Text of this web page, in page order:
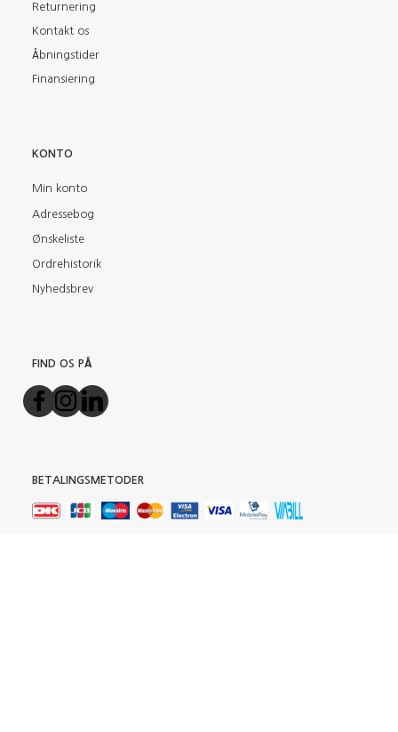
Returnering
Kontakt os
Åbningstider
Finansiering
KONTO
Min konto
Adressebog
Ønskeliste
Ordrehistorik
Nyhedsbrev
FIND OS PÅ
BETALINGSMETODER